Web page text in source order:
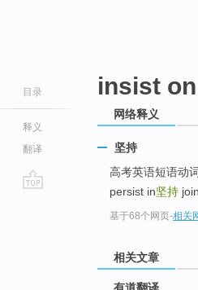
目录
释义
翻译
insist
网络释义
坚持
高考英语短语动
persist in坚持
基于68个网页-相关
相关文章